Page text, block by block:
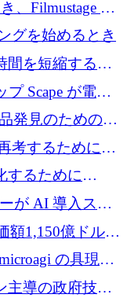
、Filmustage は
に賭けました
グを始めるとき
間を短縮する英
万ドルを獲得
Scape が電子
ドルを調達し
発見のための
ーロを調達
考するために
するために
が AI 導入スタ
額1,150億ドルで
の具現化
主導の政府技術